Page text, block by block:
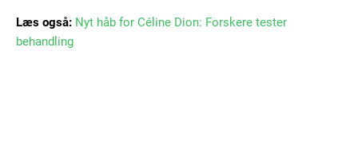
Læs også: Nyt håb for Céline Dion: Forskere tester
behandling